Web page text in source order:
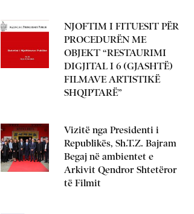
NJOFTIM I FITUESIT PËR
PROCEDURËN ME
OBJEKT “RESTAURIMI
DIGJITAL I 6 (GJASHTË)
FILMAVE ARTISTIKË
SHQIPTARË”
Vizitë nga Presidenti i
Republikës, Sh.T.Z. Bajram
Begaj në ambientet e
Arkivit Qendror Shtetëror
të Filmit